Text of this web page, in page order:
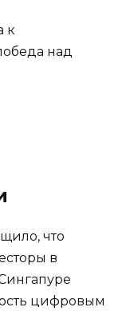
к
над
что
в
цифровым